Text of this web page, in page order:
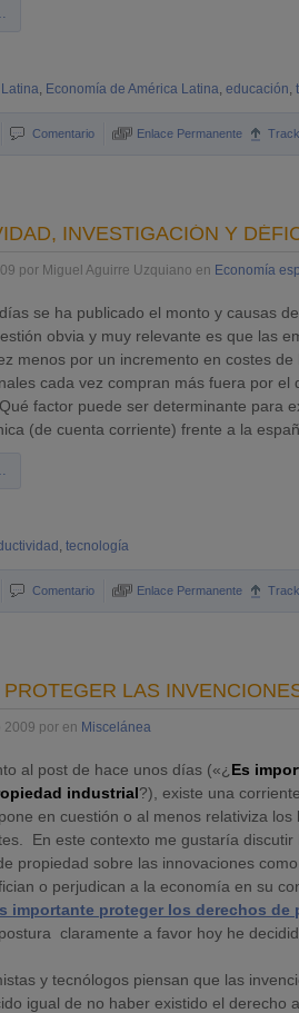
, Economía de América Latina, educación,
Comentario Enlace Permanente
INVESTIGACIÓN Y
por Miguel Aguirre Uzquiano en Economía
se ha publicado el monto y causas
obvia y muy relevante es que las
menos por un incremento en costes
cada vez compran más fuera por el
factor puede ser determinante para
(de cuenta corriente) frente a la
, tecnología
Comentario Enlace Permanente
LAS
2009 por en Miscelánea
al post de hace unos días («¿ Es
industrial?), existe una
en cuestión o al menos relativiza los
En este contexto me gustaría discutir
propiedad sobre las innovaciones
o perjudican a la economía en su
importante proteger los derechos
claramente a favor hoy he
y tecnólogos piensan que las
igual de no haber existido el derecho